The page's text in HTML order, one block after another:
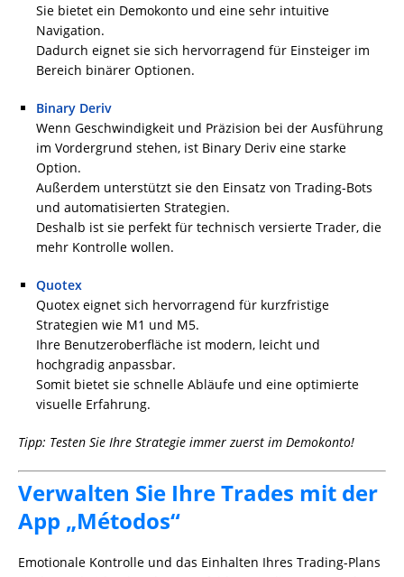
Sie bietet ein Demokonto und eine sehr intuitive
Navigation.
Dadurch eignet sie sich hervorragend für Einsteiger im
Bereich binärer Optionen.
Binary Deriv
Wenn Geschwindigkeit und Präzision bei der Ausführung
im Vordergrund stehen, ist Binary Deriv eine starke
Option.
Außerdem unterstützt sie den Einsatz von Trading-Bots
und automatisierten Strategien.
Deshalb ist sie perfekt für technisch versierte Trader, die
mehr Kontrolle wollen.
Quotex
Quotex eignet sich hervorragend für kurzfristige
Strategien wie M1 und M5.
Ihre Benutzeroberfläche ist modern, leicht und
hochgradig anpassbar.
Somit bietet sie schnelle Abläufe und eine optimierte
visuelle Erfahrung.
Tipp: Testen Sie Ihre Strategie immer zuerst im Demokonto!
Verwalten Sie Ihre Trades mit der
App „Métodos“
Emotionale Kontrolle und das Einhalten Ihres Trading-Plans